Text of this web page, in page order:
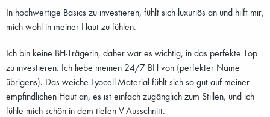
In hochwertige Basics zu investieren, fühlt sich luxuriös an und hilft mir,
mich wohl in meiner Haut zu fühlen.
Ich bin keine BH-Trägerin, daher war es wichtig, in das perfekte Top
zu investieren. Ich liebe meinen 24/7 BH von (perfekter Name
übrigens). Das weiche Lyocell-Material fühlt sich so gut auf meiner
empfindlichen Haut an, es ist einfach zugänglich zum Stillen, und ich
fühle mich schön in dem tiefen V-Ausschnitt.